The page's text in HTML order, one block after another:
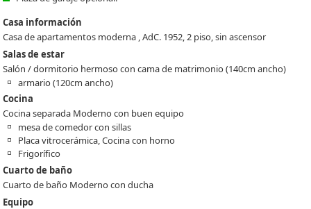
Casa información
Casa de apartamentos moderna , AdC. 1952, 2 piso, sin ascensor
Salas de estar
Salón / dormitorio hermoso con cama de matrimonio (140cm ancho)
armario (120cm ancho)
Cocina
Cocina separada Moderno con buen equipo
mesa de comedor con sillas
Placa vitrocerámica, Cocina con horno
Frigorífico
Cuarto de baño
Cuarto de baño Moderno con ducha
Equipo